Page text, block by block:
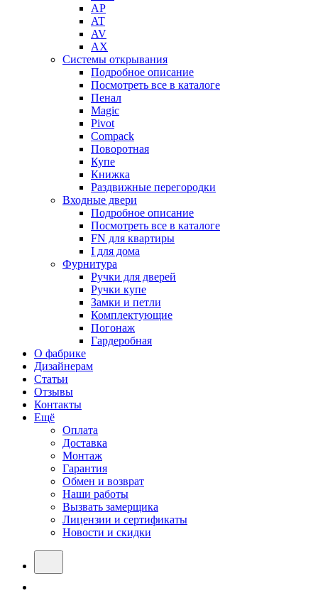
AP
AT
AV
AX
Системы открывания
Подробное описание
Посмотреть все в каталоге
Пенал
Magic
Pivot
Compack
Поворотная
Купе
Книжка
Раздвижные перегородки
Входные двери
Подробное описание
Посмотреть все в каталоге
FN для квартиры
I для дома
Фурнитура
Ручки для дверей
Ручки купе
Замки и петли
Комплектующие
Погонаж
Гардеробная
О фабрике
Дизайнерам
Статьи
Отзывы
Контакты
Ещё
Оплата
Доставка
Монтаж
Гарантия
Обмен и возврат
Наши работы
Вызвать замерщика
Лицензии и сертификаты
Новости и скидки